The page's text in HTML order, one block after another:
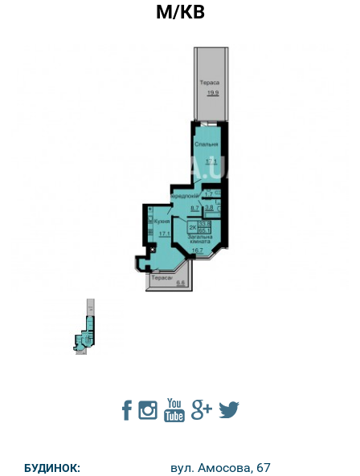
М/КВ
БУДИНОК: вул. Амосова, 67